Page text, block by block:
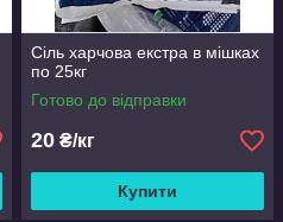
Сіль харчова екстра в мішках
по 25кг
Готово до відправки
20 ₴/кг
Купити